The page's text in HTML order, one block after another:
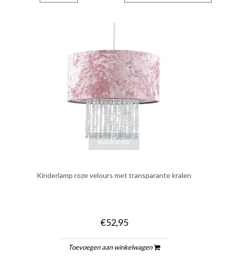
quickshop
Kinderlamp roze velours met transparante kralen
€52,95
Toevoegen aan winkelwagen